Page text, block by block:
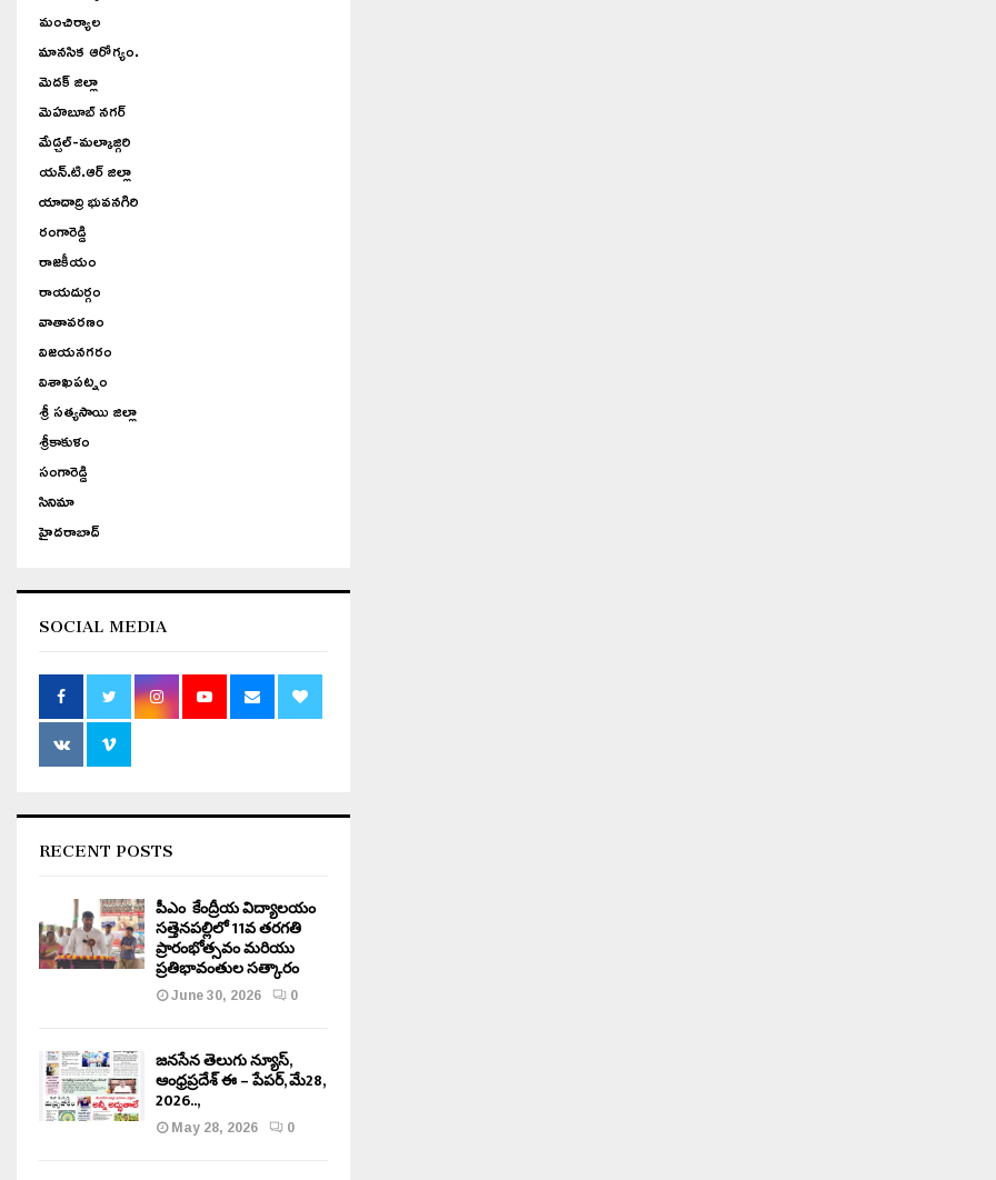
మంచిర్యాల
మానసిక ఆరోగ్యం.
మెదక్ జిల్లా
మెహబూబ్ నగర్
మేడ్చల్-మల్కాజ్గిరి
యన్.టి.ఆర్ జిల్లా
యాదాద్రి భువనగిరి
రంగారెడ్డి
రాజకీయం
రాయదుర్గం
వాతావరణం
విజయనగరం
విశాఖపట్నం
శ్రీ సత్యసాయి జిల్లా
శ్రీకాకుళం
సంగారెడ్డి
సినిమా
హైదరాబాద్
SOCIAL MEDIA
RECENT POSTS
పీఎం కేంద్రీయ విద్యాలయం
సత్తెనపల్లిలో 11వ తరగతి
ప్రారంభోత్సవం మరియు
ప్రతిభావంతుల సత్కారం
June 30, 2026
0
జనసేన తెలుగు న్యూస్,
ఆంధ్రప్రదేశ్ ఈ – పేపర్, మే28,
2026..,
May 28, 2026
0